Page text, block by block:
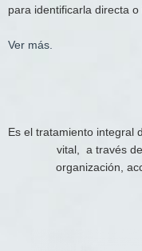
para identificarla directa o
Ver más.
Es el tratamiento integral
vital, a través
organización,